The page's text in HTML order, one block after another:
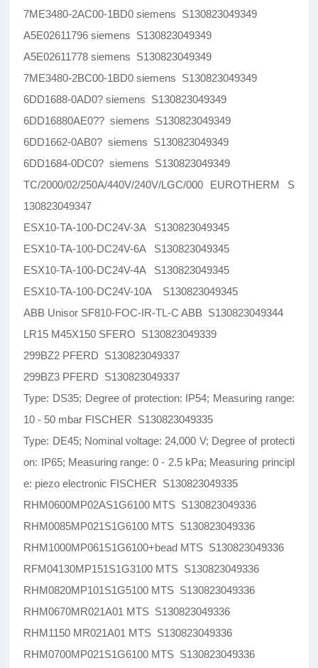
7ME3480-2AC00-1BD0 siemens S130823049349
A5E02611796 siemens S130823049349
A5E02611778 siemens S130823049349
7ME3480-2BC00-1BD0 siemens S130823049349
6DD1688-0AD0? siemens S130823049349
6DD16880AE0?? siemens S130823049349
6DD1662-0AB0? siemens S130823049349
6DD1684-0DC0? siemens S130823049349
TC/2000/02/250A/440V/240V/LGC/000 EUROTHERM S
130823049347
ESX10-TA-100-DC24V-3A S130823049345
ESX10-TA-100-DC24V-6A S130823049345
ESX10-TA-100-DC24V-4A S130823049345
ESX10-TA-100-DC24V-10A S130823049345
ABB Unisor SF810-FOC-IR-TL-C ABB S130823049344
LR15 M45X150 SFERO S130823049339
299BZ2 PFERD S130823049337
299BZ3 PFERD S130823049337
Type: DS35; Degree of protection: IP54; Measuring range:
10 - 50 mbar FISCHER S130823049335
Type: DE45; Nominal voltage: 24,000 V; Degree of protecti
on: IP65; Measuring range: 0 - 2.5 kPa; Measuring principl
e: piezo electronic FISCHER S130823049335
RHM0600MP02AS1G6100 MTS S130823049336
RHM0085MP021S1G6100 MTS S130823049336
RHM1000MP061S1G6100+bead MTS S130823049336
RFM04130MP151S1G3100 MTS S130823049336
RHM0820MP101S1G5100 MTS S130823049336
RHM0670MR021A01 MTS S130823049336
RHM1150 MR021A01 MTS S130823049336
RHM0700MP021S1G6100 MTS S130823049336